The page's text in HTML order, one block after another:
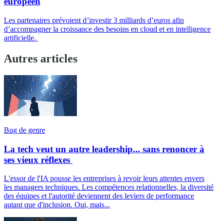
Les partenaires prévoient d’investir 3 milliards d’euros afin
d’accompagner la croissance des besoins en cloud et en intelligence
artificielle.
Autres articles
Bug de genre
La tech veut un autre leadership... sans renoncer à
ses vieux réflexes
L'essor de l'IA pousse les entreprises à revoir leurs attentes envers
les managers techniques. Les compétences relationnelles, la diversité
des équipes et l'autorité deviennent des leviers de performance
autant que d'inclusion. Oui, mais...